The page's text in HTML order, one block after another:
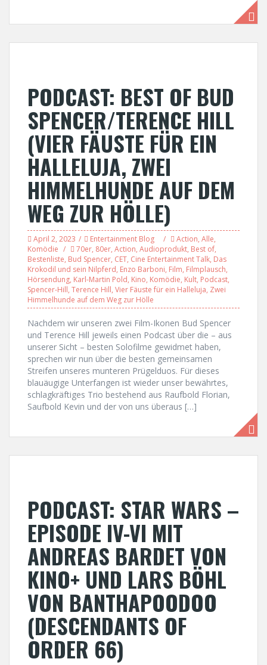
PODCAST: BEST OF BUD
SPENCER/TERENCE HILL
(VIER FÄUSTE FÜR EIN
HALLELUJA, ZWEI
HIMMELHUNDE AUF DEM
WEG ZUR HÖLLE)
April 2, 2023 Entertainment Blog Action, Alle,
Komödie
70er, 80er, Action, Audioprodukt, Best of,
Bestenliste, Bud Spencer, CET, Cine Entertainment Talk, Das
Krokodil und sein Nilpferd, Enzo Barboni, Film, Filmplausch,
Hörsendung, Karl-Martin Pold, Kino, Komödie, Kult, Podcast,
Spencer-Hill, Terence Hill, Vier Fäuste für ein Halleluja, Zwei
Himmelhunde auf dem Weg zur Hölle
Nachdem wir unseren zwei Film-Ikonen Bud Spencer
und Terence Hill jeweils einen Podcast über die – aus
unserer Sicht – besten Solofilme gewidmet haben,
sprechen wir nun über die besten gemeinsamen
Streifen unseres munteren Prügelduos. Für dieses
blauäugige Unterfangen ist wieder unser bewährtes,
schlagkräftiges Trio bestehend aus Raufbold Florian,
Saufbold Kevin und der von uns überaus […]
PODCAST: STAR WARS –
EPISODE IV-VI MIT
ANDREAS BARDET VON
KINO+ UND LARS BÖHL
VON BANTHAPOODOO
(DESCENDANTS OF
ORDER 66)